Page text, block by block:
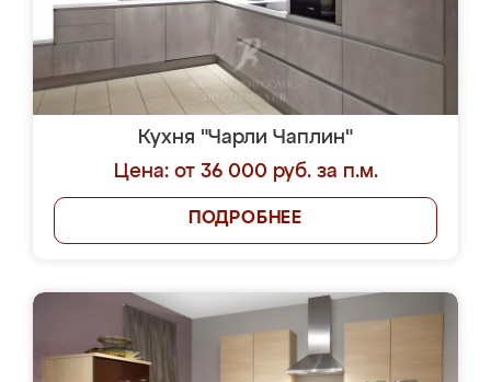
Кухня "Чарли Чаплин"
Цена: от 36 000 руб. за п.м.
ПОДРОБНЕЕ